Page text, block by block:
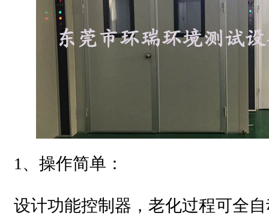
1、操作简单：
设计功能控制器，老化过程可全